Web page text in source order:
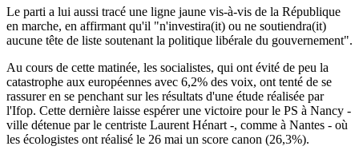
Le parti a lui aussi tracé une ligne jaune vis-à-vis de la République
en marche, en affirmant qu'il "n'investira(it) ou ne soutiendra(it)
aucune tête de liste soutenant la politique libérale du gouvernement".
Au cours de cette matinée, les socialistes, qui ont évité de peu la
catastrophe aux européennes avec 6,2% des voix, ont tenté de se
rassurer en se penchant sur les résultats d'une étude réalisée par
l'Ifop. Cette dernière laisse espérer une victoire pour le PS à Nancy -
ville détenue par le centriste Laurent Hénart -, comme à Nantes - où
les écologistes ont réalisé le 26 mai un score canon (26,3%).